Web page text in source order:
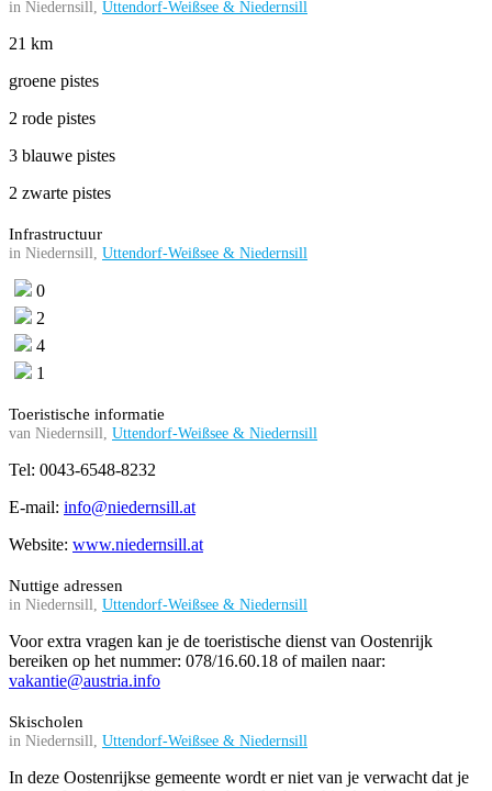
in Niedernsill, Uttendorf-Weißsee & Niedernsill
21 km
groene pistes
2 rode pistes
3 blauwe pistes
2 zwarte pistes
Infrastructuur
in Niedernsill, Uttendorf-Weißsee & Niedernsill
0
2
4
1
Toeristische informatie
van Niedernsill, Uttendorf-Weißsee & Niedernsill
Tel: 0043-6548-8232
E-mail: info@niedernsill.at
Website: www.niedernsill.at
Nuttige adressen
in Niedernsill, Uttendorf-Weißsee & Niedernsill
Voor extra vragen kan je de toeristische dienst van Oostenrijk
bereiken op het nummer: 078/16.60.18 of mailen naar:
vakantie@austria.info
Skischolen
in Niedernsill, Uttendorf-Weißsee & Niedernsill
In deze Oostenrijkse gemeente wordt er niet van je verwacht dat je